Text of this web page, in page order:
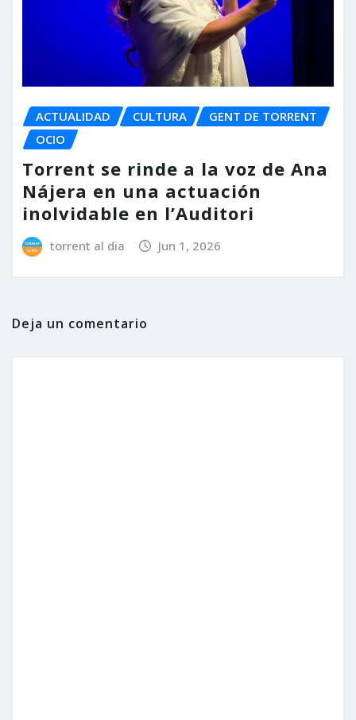
ACTUALIDAD CULTURA
GENT DE TORRENT
OCIO
Torrent se rinde a la voz de Ana
Nájera en una actuación
inolvidable en l’Auditori
torrent al dia Jun 1, 2026
Deja un comentario